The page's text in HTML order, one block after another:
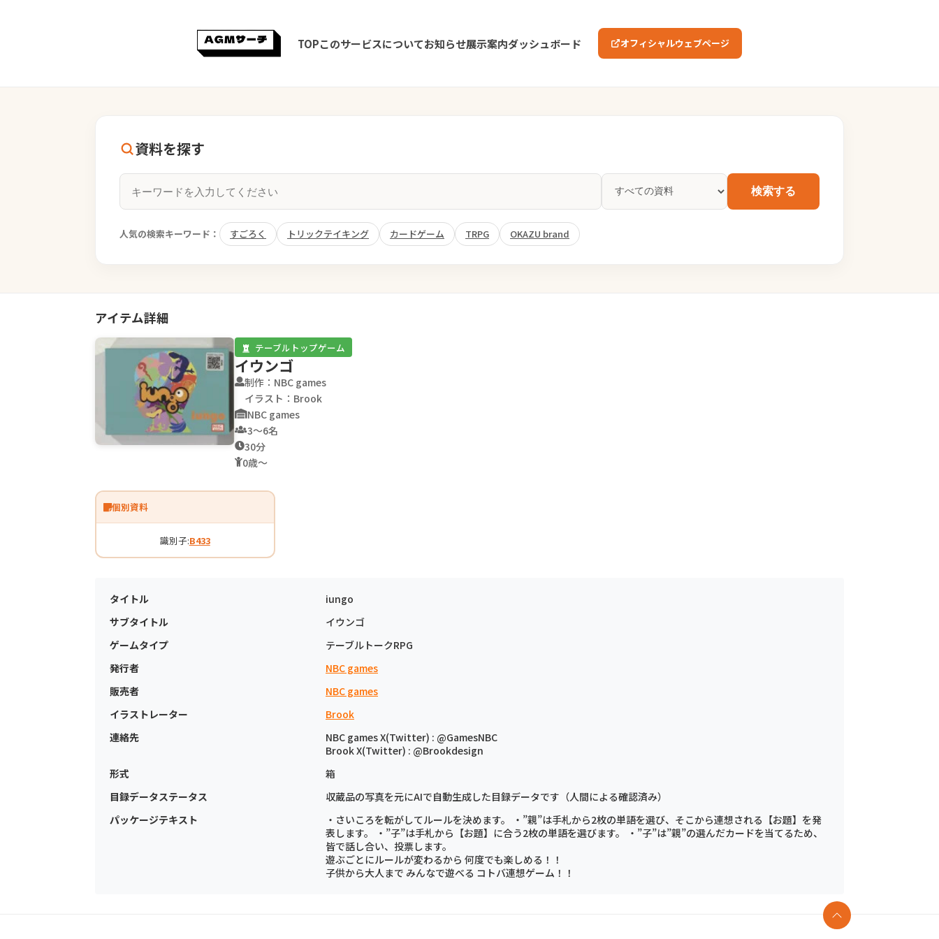
TOPこのサービスについてお知らせ展示案内ダッシュボード オフィシャルウェブページ
資料を探す
検索する
人気の検索キーワード： すごろく トリックテイキング カードゲーム TRPG OKAZU brand
アイテム詳細
テーブルトップゲーム
イウンゴ
制作：NBC games
イラスト：Brook
NBC games
3〜6名
30分
0歳〜
個別資料
識別子:B433
タイトル
iungo
サブタイトル
イウンゴ
ゲームタイプ
テーブルトークRPG
発行者
NBC games
販売者
NBC games
イラストレーター
Brook
連絡先
NBC games X(Twitter) : @GamesNBC
Brook X(Twitter) : @Brookdesign
形式
箱
目録データステータス
収蔵品の写真を元にAIで自動生成した目録データです（人間による確認済み）
パッケージテキスト
・さいころを転がしてルールを決めます。 ・”親”は手札から2枚の単語を選び、そこから連想される【お題】を発
表します。 ・”子”は手札から【お題】に合う2枚の単語を選びます。 ・”子”は”親”の選んだカードを当てるため、
皆で話し合い、投票します。
遊ぶごとにルールが変わるから 何度でも楽しめる！！
子供から大人まで みんなで遊べる コトバ連想ゲーム！！